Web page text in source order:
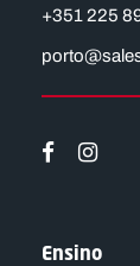
+351 225
Ensino